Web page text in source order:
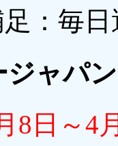
：毎
ジャパ
8日～4